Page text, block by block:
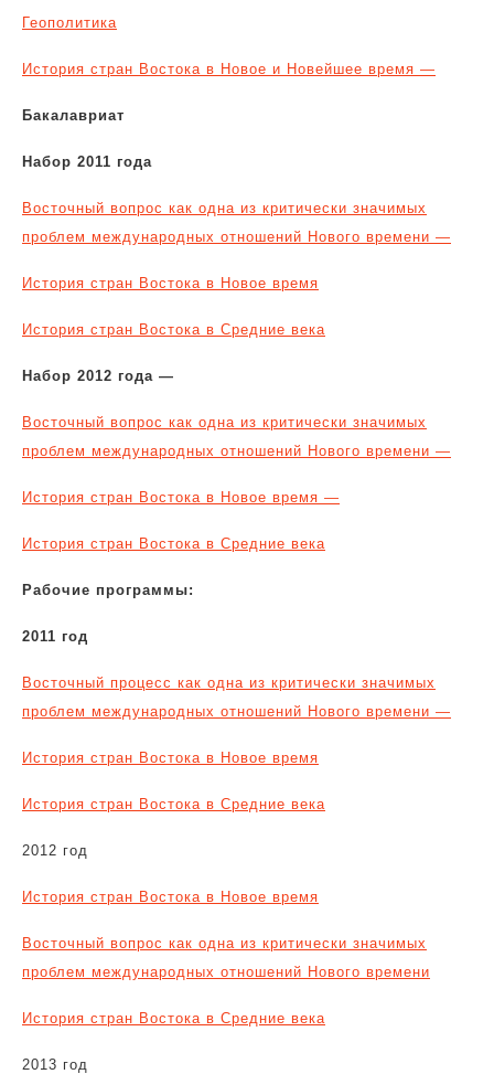
Геополитика
История стран Востока в Новое и Новейшее время —
Бакалавриат
Набор 2011 года
Восточный вопрос как одна из критически значимых
проблем международных отношений Нового времени —
История стран Востока в Новое время
История стран Востока в Средние века
Набор 2012 года —
Восточный вопрос как одна из критически значимых
проблем международных отношений Нового времени —
История стран Востока в Новое время —
История стран Востока в Средние века
Рабочие программы:
2011 год
Восточный процесс как одна из критически значимых
проблем международных отношений Нового времени —
История стран Востока в Новое время
История стран Востока в Средние века
2012 год
История стран Востока в Новое время
Восточный вопрос как одна из критически значимых
проблем международных отношений Нового времени
История стран Востока в Средние века
2013 год